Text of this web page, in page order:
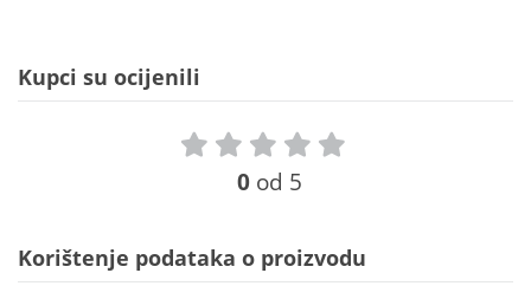
Kupci su ocijenili
0 od 5
Korištenje podataka o proizvodu